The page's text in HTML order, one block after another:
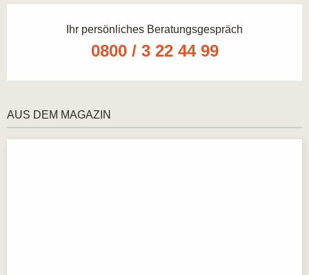
Ihr persönliches Beratungsgespräch
0800 / 3 22 44 99
AUS DEM MAGAZIN